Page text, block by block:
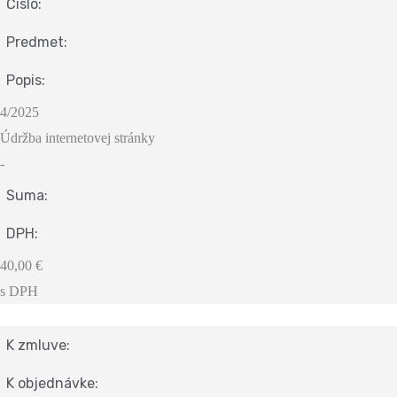
Čislo:
Predmet:
Popis:
4/2025
Údržba internetovej stránky
-
Suma:
DPH:
40,00 €
s DPH
K zmluve:
K objednávke: